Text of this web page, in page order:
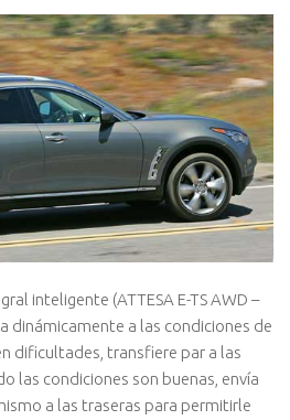
inteligente (ATTESA E-TS AWD –
dinámicamente a las condiciones de
dificultades, transfiere par a las
las condiciones son buenas, envía
a las traseras para permitirle